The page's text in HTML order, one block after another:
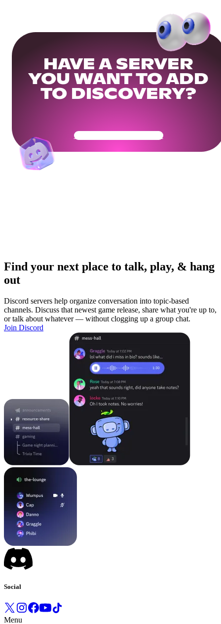
HAVE A SERVER
YOU WANT TO ADD
TO DISCOVERY?
Get Your Community Ready
Find your next place to talk, play, & hang
out
Discord servers help organize conversation into topic-based
channels. Discuss that newest game release, share what you're up to,
or talk about whatever — without clogging up a group chat.
Join Discord
Social
Menu